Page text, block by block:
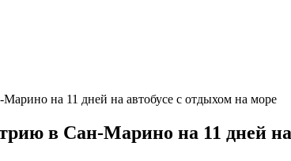
в Сан-Марино на 11 дней на